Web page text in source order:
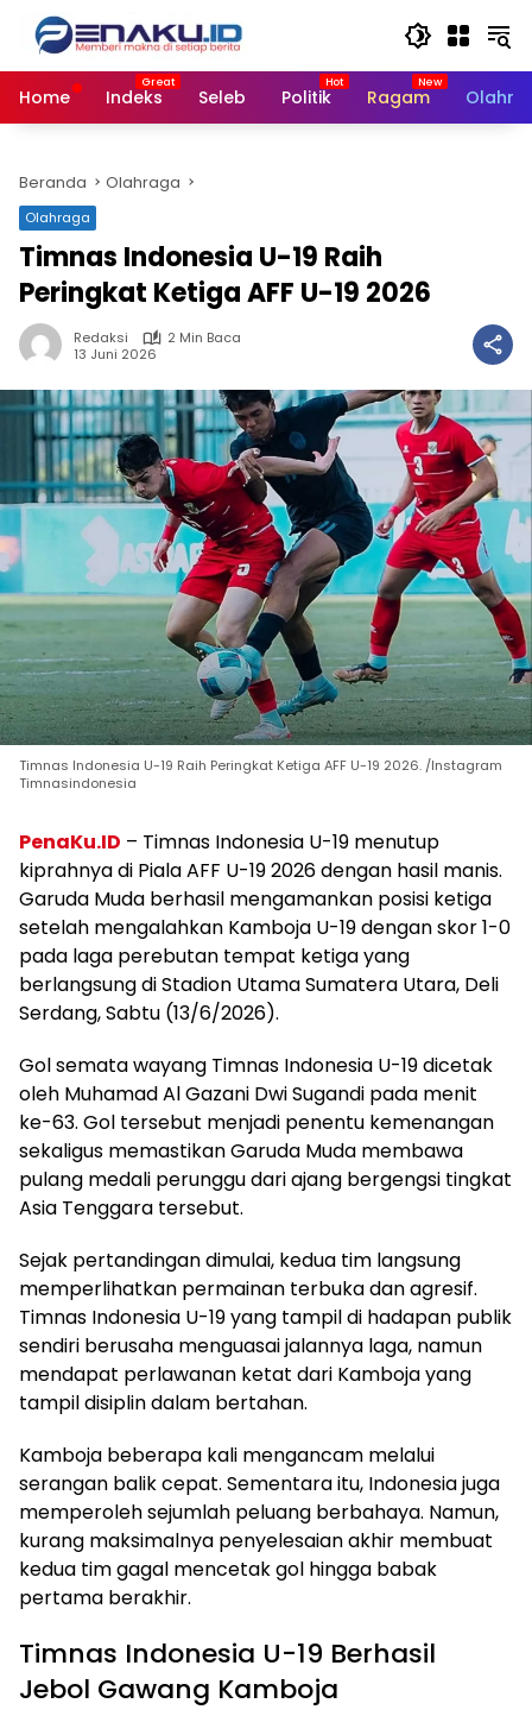
Langsung
konten
Home
Indeks Seleb Politik Ragam
Beranda Olahraga
Olahraga
Timnas Indonesia U-19 Raih
Peringkat Ketiga AFF U-19 2026
Redaksi
2 Min Baca
13 Juni 2026
Timnas Indonesia U-19 Raih Peringkat Ketiga AFF U-19 2026. /Instagram
Timnasindonesia
PenaKu.ID – Timnas Indonesia U-19 menutup
kiprahnya di Piala AFF U-19 2026 dengan hasil manis.
Garuda Muda berhasil mengamankan posisi ketiga
setelah mengalahkan Kamboja U-19 dengan skor 1-0
pada laga perebutan tempat ketiga yang
berlangsung di Stadion Utama Sumatera Utara, Deli
Serdang, Sabtu (13/6/2026).
Gol semata wayang Timnas Indonesia U-19 dicetak
oleh Muhamad Al Gazani Dwi Sugandi pada menit
ke-63. Gol tersebut menjadi penentu kemenangan
sekaligus memastikan Garuda Muda membawa
pulang medali perunggu dari ajang bergengsi tingkat
Asia Tenggara tersebut.
Sejak pertandingan dimulai, kedua tim langsung
memperlihatkan permainan terbuka dan agresif.
Timnas Indonesia U-19 yang tampil di hadapan publik
sendiri berusaha menguasai jalannya laga, namun
mendapat perlawanan ketat dari Kamboja yang
tampil disiplin dalam bertahan.
Kamboja beberapa kali mengancam melalui
serangan balik cepat. Sementara itu, Indonesia juga
memperoleh sejumlah peluang berbahaya. Namun,
kurang maksimalnya penyelesaian akhir membuat
kedua tim gagal mencetak gol hingga babak
pertama berakhir.
Timnas Indonesia U-19 Berhasil
Jebol Gawang Kamboja